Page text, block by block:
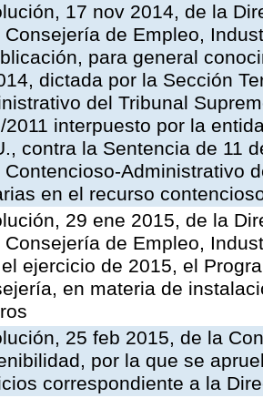
17 nov 2014, de la
Consejería de Empleo,
para general
dictada por la Sección
del Tribunal
2011 interpuesto por la
contra la Sentencia de 11
Contencioso-Administrativo
en el recurso
29 ene 2015, de la
Consejería de Empleo,
ejercicio de 2015, el
en materia de
25 feb 2015, de la
por la que se
correspondiente a la